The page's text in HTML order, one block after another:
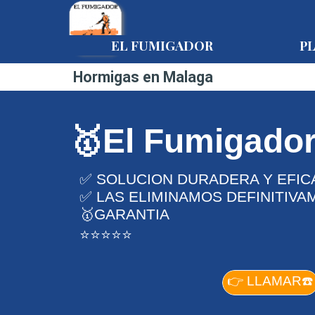
Vaya al Contenido
EL FUMIGADOR
Hormigas en Malaga
🥇El
✅ SOLUCION DURADERA Y
✅ LAS ELIMINAMOS
🥇GARANTIA
⭐⭐⭐⭐⭐
👉 LLAMAR☎️